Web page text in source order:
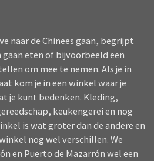
naar de Chinees gaan, begrijpt
gaan eten of bijvoorbeeld een
om mee te nemen. Als je in
kom je in een winkel waar je
je kunt bedenken. Kleding,
keukengerei en nog
is wat groter dan de andere en
nog wel verschillen. We
en Puerto de Mazarrón wel een